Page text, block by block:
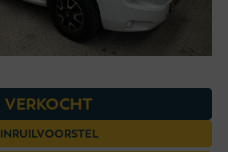
VERKOCHT
INRUILVOORSTEL